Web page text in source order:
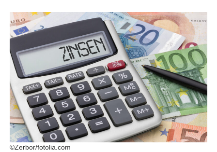
©Zerbor/fotolia.com